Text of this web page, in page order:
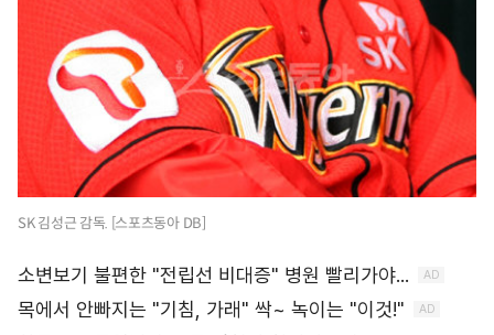
SK 김성근 감독. [스포츠동아 DB]